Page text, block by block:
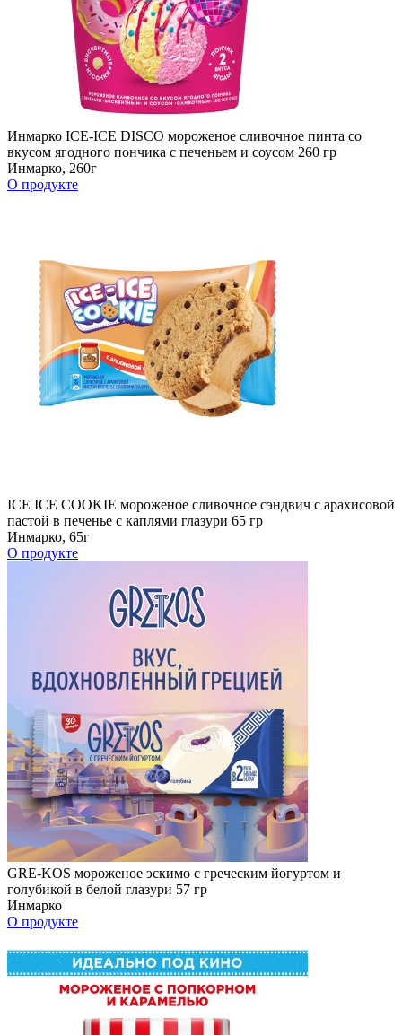
Инмарко ICE-ICE DISCO мороженое сливочное пинта со
вкусом ягодного пончика с печеньем и соусом 260 гр
Инмарко, 260г
О продукте
ICE ICE COOKIE мороженое сливочное сэндвич с арахисовой
пастой в печенье с каплями глазури 65 гр
Инмарко, 65г
О продукте
GRE-KOS мороженое эскимо с греческим йогуртом и
голубикой в белой глазури 57 гр
Инмарко
О продукте